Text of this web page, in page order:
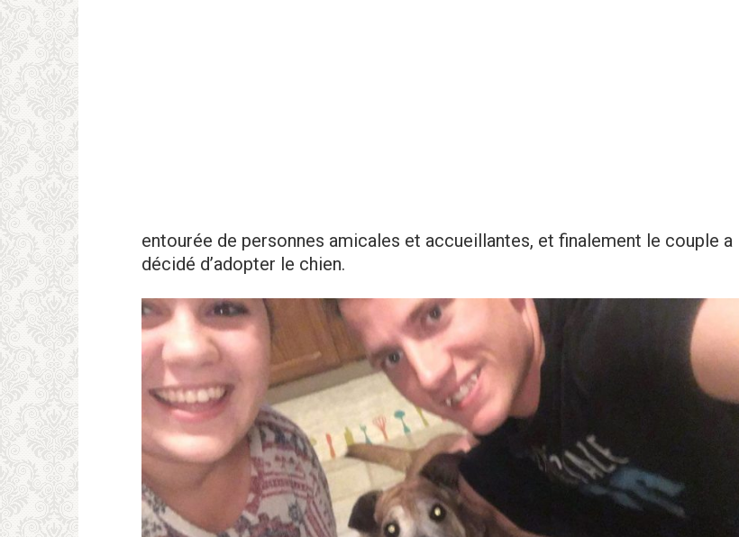
entourée de personnes amicales et accueillantes, et finalement le couple a
décidé d’adopter le chien.